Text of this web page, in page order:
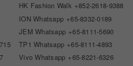
HK Fashion Walk +852-2618-9388
ION Whatsapp +65-8332-0189
JEM Whatsapp +65-8111-5690
TP1 Whatsapp +65-8111-4893
Vivo Whatsapp +65-8221-6326